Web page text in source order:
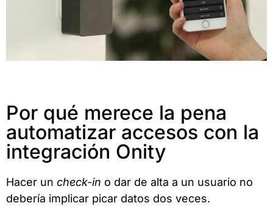
Por qué merece la pena
automatizar accesos con la
integración Onity
Hacer un check-in o dar de alta a un usuario no
debería implicar picar datos dos veces.